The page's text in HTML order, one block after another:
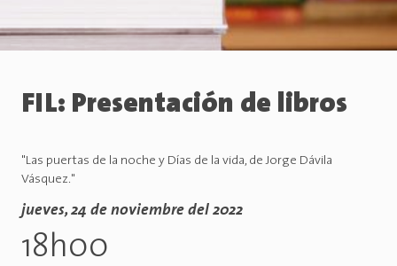
FIL: Presentación de libros
"Las puertas de la noche y Días de la vida, de Jorge Dávila
Vásquez."
jueves, 24 de noviembre del 2022
18h00